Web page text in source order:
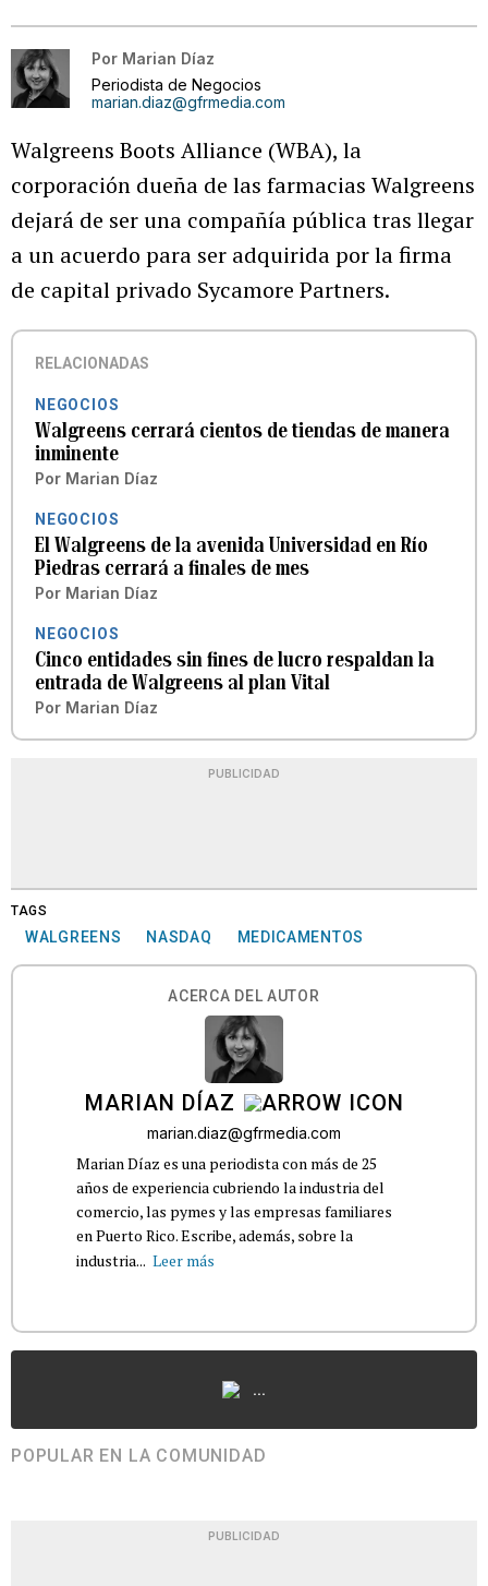
Por Marian Díaz
Periodista de Negocios
marian.diaz@gfrmedia.com
Walgreens Boots Alliance (WBA), la
corporación dueña de las farmacias Walgreens
dejará de ser una compañía pública tras llegar
a un acuerdo para ser adquirida por la firma
de capital privado Sycamore Partners.
RELACIONADAS
NEGOCIOS
Walgreens cerrará cientos de tiendas de manera
inminente
Por Marian Díaz
NEGOCIOS
El Walgreens de la avenida Universidad en Río
Piedras cerrará a finales de mes
Por Marian Díaz
NEGOCIOS
Cinco entidades sin fines de lucro respaldan la
entrada de Walgreens al plan Vital
Por Marian Díaz
PUBLICIDAD
TAGS
WALGREENS NASDAQ MEDICAMENTOS
ACERCA DEL AUTOR
MARIAN DÍAZ
marian.diaz@gfrmedia.com
Marian Díaz es una periodista con más de 25
años de experiencia cubriendo la industria del
comercio, las pymes y las empresas familiares
en Puerto Rico. Escribe, además, sobre la
industria... Leer más
...
POPULAR EN LA COMUNIDAD
PUBLICIDAD